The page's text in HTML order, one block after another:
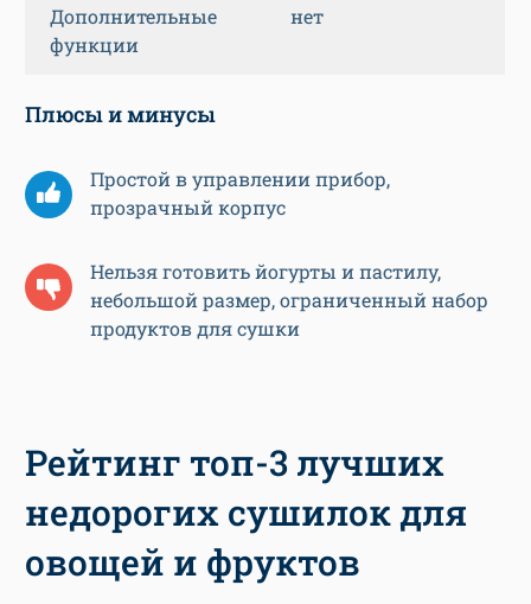
Дополнительные
функции
нет
Плюсы и минусы
Простой в управлении прибор,
прозрачный корпус
Нельзя готовить йогурты и пастилу,
небольшой размер, ограниченный набор
продуктов для сушки
Рейтинг топ-3 лучших
недорогих сушилок для
овощей и фруктов